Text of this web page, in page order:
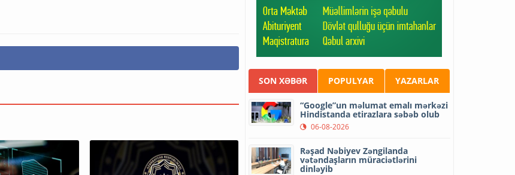
SON XƏBƏR POPULYAR YAZARLAR
“Google”un məlumat emalı mərkəzi
Hindistanda etirazlara səbəb olub
06-08-2026
Rəşad Nəbiyev Zəngilanda
vətəndaşların müraciətlərini
dinləyib